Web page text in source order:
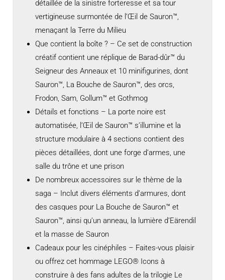
détaillée de la sinistre forteresse et sa tour
vertigineuse surmontée de l’Œil de Sauron™,
menaçant la Terre du Milieu
Que contient la boîte ? – Ce set de construction
créatif contient une réplique de Barad-dûr™ du
Seigneur des Anneaux et 10 minifigurines, dont
Sauron™, La Bouche de Sauron™, des orcs,
Frodon, Sam, Gollum™ et Gothmog
Détails et fonctions – La porte noire est
automatisée, l’Œil de Sauron™ s’illumine et la
structure modulaire à 4 sections contient des
pièces détaillées, dont une forge d’armes, une
salle du trône et une prison
De nombreux accessoires sur le thème de la
saga – Inclut divers éléments d’armures, dont
des casques pour La Bouche de Sauron™ et
Sauron™, ainsi qu’un anneau, la lumière d’Eärendil
et la masse de Sauron
Cadeaux pour les cinéphiles – Faites-vous plaisir
ou offrez cet hommage LEGO® Icons à
construire à des fans adultes de la trilogie Le